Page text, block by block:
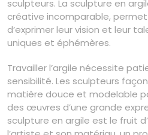
sculpteurs. La sculpture en
créative incomparable,
d’exprimer leur vision et leur
uniques et éphémères.
Travailler l’argile nécessite
sensibilité. Les sculpteurs
matière douce et modelable
des œuvres d’une grande
sculpture en argile est le fruit